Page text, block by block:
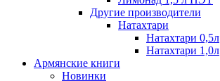
Другие производители
Натахтари
Натахтари 0,5л
Натахтари 1,0л
Армянские книги
Новинки